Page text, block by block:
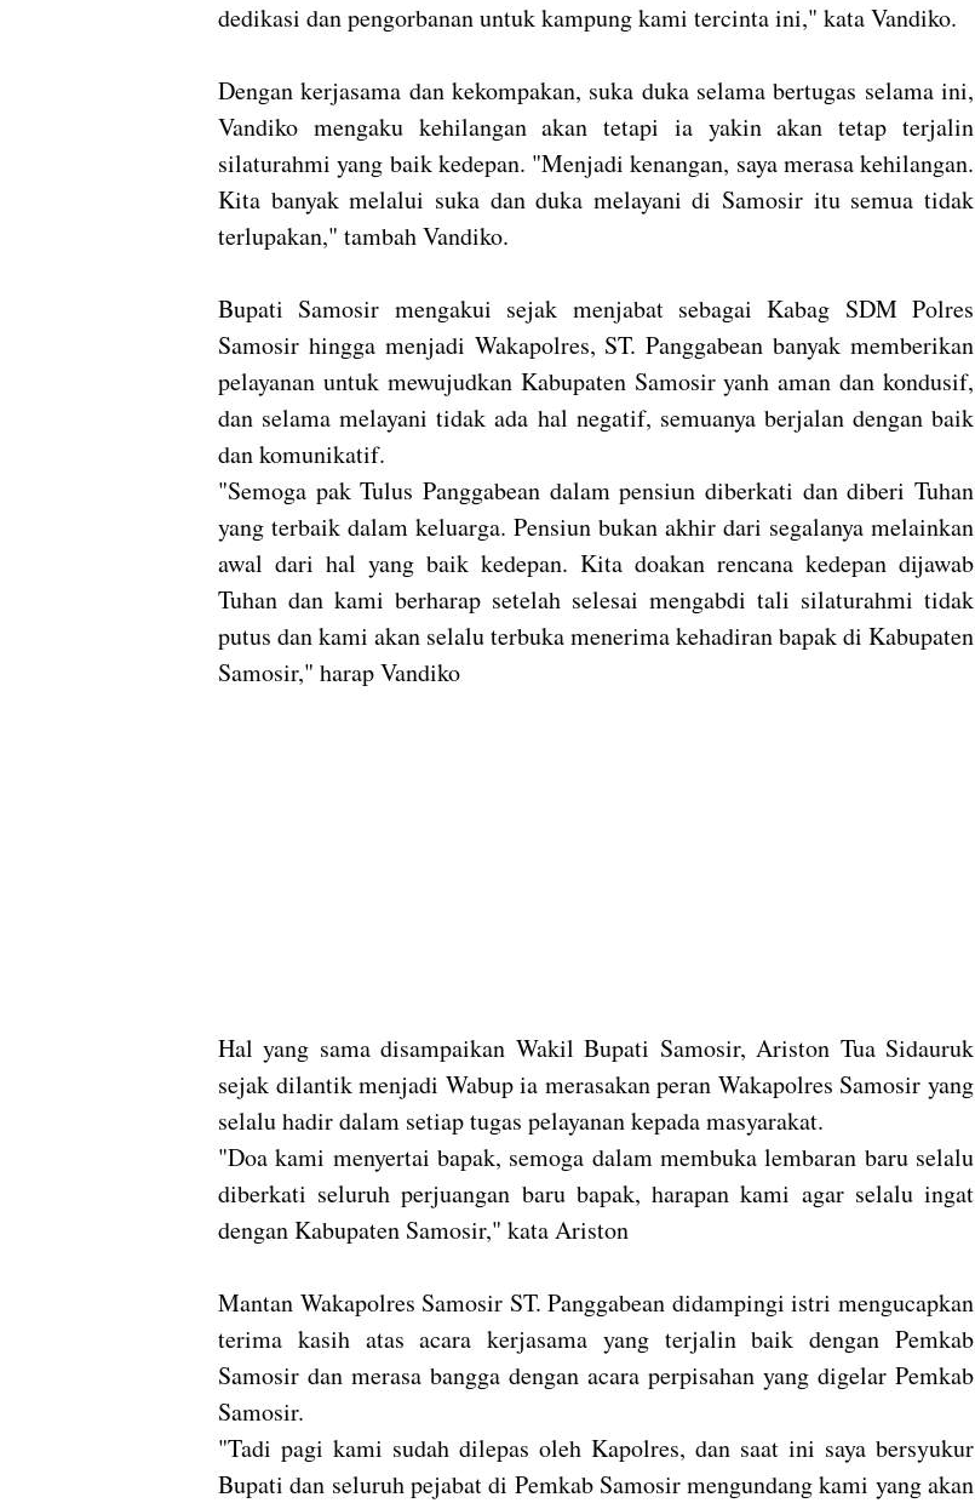
dedikasi dan pengorbanan untuk kampung kami tercinta ini," kata Vandiko.
Dengan kerjasama dan kekompakan, suka duka selama bertugas selama ini,
Vandiko mengaku kehilangan akan tetapi ia yakin akan tetap terjalin
silaturahmi yang baik kedepan. "Menjadi kenangan, saya merasa kehilangan.
Kita banyak melalui suka dan duka melayani di Samosir itu semua tidak
terlupakan," tambah Vandiko.
Bupati Samosir mengakui sejak menjabat sebagai Kabag SDM Polres
Samosir hingga menjadi Wakapolres, ST. Panggabean banyak memberikan
pelayanan untuk mewujudkan Kabupaten Samosir yanh aman dan kondusif,
dan selama melayani tidak ada hal negatif, semuanya berjalan dengan baik
dan komunikatif.
"Semoga pak Tulus Panggabean dalam pensiun diberkati dan diberi Tuhan
yang terbaik dalam keluarga. Pensiun bukan akhir dari segalanya melainkan
awal dari hal yang baik kedepan. Kita doakan rencana kedepan dijawab
Tuhan dan kami berharap setelah selesai mengabdi tali silaturahmi tidak
putus dan kami akan selalu terbuka menerima kehadiran bapak di Kabupaten
Samosir," harap Vandiko
Hal yang sama disampaikan Wakil Bupati Samosir, Ariston Tua Sidauruk
sejak dilantik menjadi Wabup ia merasakan peran Wakapolres Samosir yang
selalu hadir dalam setiap tugas pelayanan kepada masyarakat.
"Doa kami menyertai bapak, semoga dalam membuka lembaran baru selalu
diberkati seluruh perjuangan baru bapak, harapan kami agar selalu ingat
dengan Kabupaten Samosir," kata Ariston
Mantan Wakapolres Samosir ST. Panggabean didampingi istri mengucapkan
terima kasih atas acara kerjasama yang terjalin baik dengan Pemkab
Samosir dan merasa bangga dengan acara perpisahan yang digelar Pemkab
Samosir.
"Tadi pagi kami sudah dilepas oleh Kapolres, dan saat ini saya bersyukur
Bupati dan seluruh pejabat di Pemkab Samosir mengundang kami yang akan